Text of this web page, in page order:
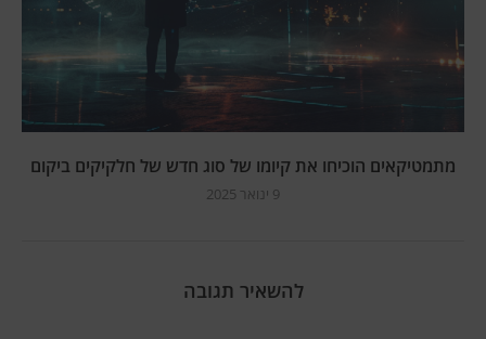
מתמטיקאים הוכיחו את קיומו של סוג חדש של חלקיקים ביקום
9 ינואר 2025
להשאיר תגובה